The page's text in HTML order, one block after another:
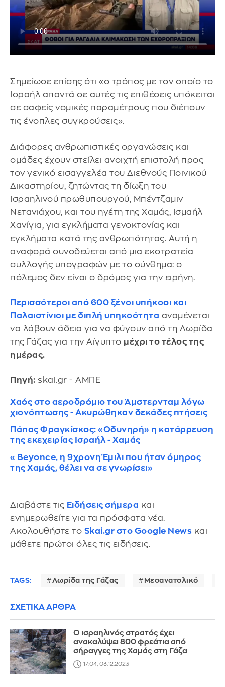
Σημείωσε επίσης ότι «ο τρόπος με τον οποίο το
Ισραήλ απαντά σε αυτές τις επιθέσεις υπόκειται
σε σαφείς νομικές παραμέτρους που διέπουν
τις ένοπλες συγκρούσεις».
Διάφορες ανθρωπιστικές οργανώσεις και
ομάδες έχουν στείλει ανοιχτή επιστολή προς
τον γενικό εισαγγελέα του Διεθνούς Ποινικού
Δικαστηρίου, ζητώντας τη δίωξη του
Ισραηλινού πρωθυπουργού, Μπέντζαμιν
Νετανιάχου, και του ηγέτη της Χαμάς, Ισμαήλ
Χανίγια, για εγκλήματα γενοκτονίας και
εγκλήματα κατά της ανθρωπότητας. Αυτή η
αναφορά συνοδεύεται από μια εκστρατεία
συλλογής υπογραφών με το σύνθημα: ο
πόλεμος δεν είναι ο δρόμος για την ειρήνη.
Περισσότεροι από 600 ξένοι υπήκοοι και
Παλαιστίνιοι με διπλή υπηκοότητα αναμένεται
να λάβουν άδεια για να φύγουν από τη Λωρίδα
της Γάζας για την Αίγυπτο μέχρι το τέλος της
ημέρας.
Πηγή: skai.gr - ΑΜΠΕ
Χαός στο αεροδρόμιο του Άμστερνταμ λόγω
χιονόπτωσης - Ακυρώθηκαν δεκάδες πτήσεις
Πάπας Φραγκίσκος: «Οδυνηρή» η κατάρρευση
της εκεχειρίας Ισραήλ - Χαμάς
«Beyonce, η 9χρονη Έμιλι που ήταν όμηρος
της Χαμάς, θέλει να σε γνωρίσει»
Διαβάστε τις Ειδήσεις σήμερα και
ενημερωθείτε για τα πρόσφατα νέα.
Ακολουθήστε το Skai.gr στο Google News και
μάθετε πρώτοι όλες τις ειδήσεις.
TAGS: Λωρίδα της Γάζας Μεσανατολικό
ΣΧΕΤΙΚΑ ΑΡΘΡΑ
Ο ισραηλινός στρατός έχει
ανακαλύψει 800 φρεάτια από
σήραγγες της Χαμάς στη Γάζα
17:04, 03.12.2023